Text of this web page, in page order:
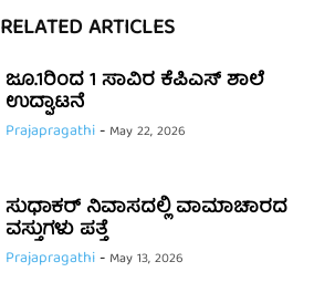
RELATED ARTICLES
ಜೂ.1ರಿಂದ 1 ಸಾವಿರ ಕೆಪಿಎಸ್ ಶಾಲೆ
ಉದ್ಘಾಟನೆ
Prajapragathi- May 22, 2026
ಸುಧಾಕರ್ ನಿವಾಸದಲ್ಲಿ ವಾಮಾಚಾರದ
ವಸ್ತುಗಳು ಪತ್ತೆ
Prajapragathi- May 13, 2026